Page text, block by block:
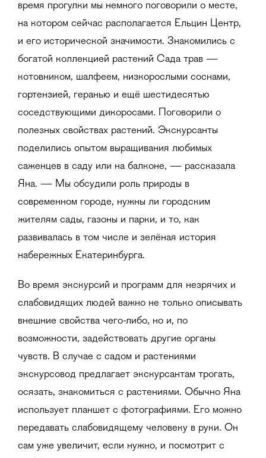
время прогулки мы немного поговорили о месте,
на котором сейчас располагается Ельцин Центр,
и его исторической значимости. Знакомились с
богатой коллекцией растений Сада трав —
котовником, шалфеем, низкорослыми соснами,
гортензией, геранью и ещё шестидесятью
соседствующими дикоросами. Поговорили о
полезных свойствах растений. Экскурсанты
поделились опытом выращивания любимых
саженцев в саду или на балконе, — рассказала
Яна. — Мы обсудили роль природы в
современном городе, нужны ли городским
жителям сады, газоны и парки, и то, как
развивалась в том числе и зелёная история
набережных Екатеринбурга.
Во время экскурсий и программ для незрячих и
слабовидящих людей важно не только описывать
внешние свойства чего-либо, но и, по
возможности, задействовать другие органы
чувств. В случае с садом и растениями
экскурсовод предлагает экскурсантам трогать,
осязать, знакомиться с растениями. Обычно Яна
использует планшет с фотографиями. Его можно
передавать слабовидящему человеку в руки. Он
сам уже увеличит, если нужно, и посмотрит с